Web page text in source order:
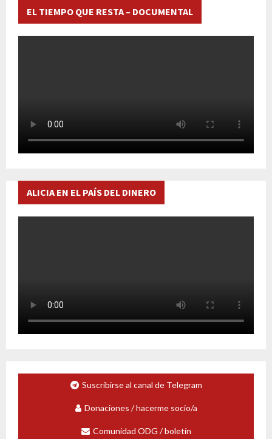
EL TIEMPO QUE RESTA – DOCUMENTAL
ALICIA EN EL PAÍS DEL DINERO
Suscribirse al canal de Telegram
Donaciones / hacerme socio/a
Comunidad ODG / boletín